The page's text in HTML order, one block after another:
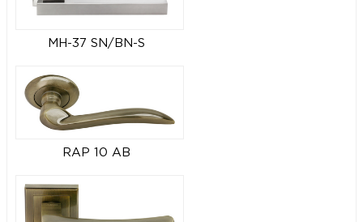
MH-37 SN/BN-S
RAP 10 AB